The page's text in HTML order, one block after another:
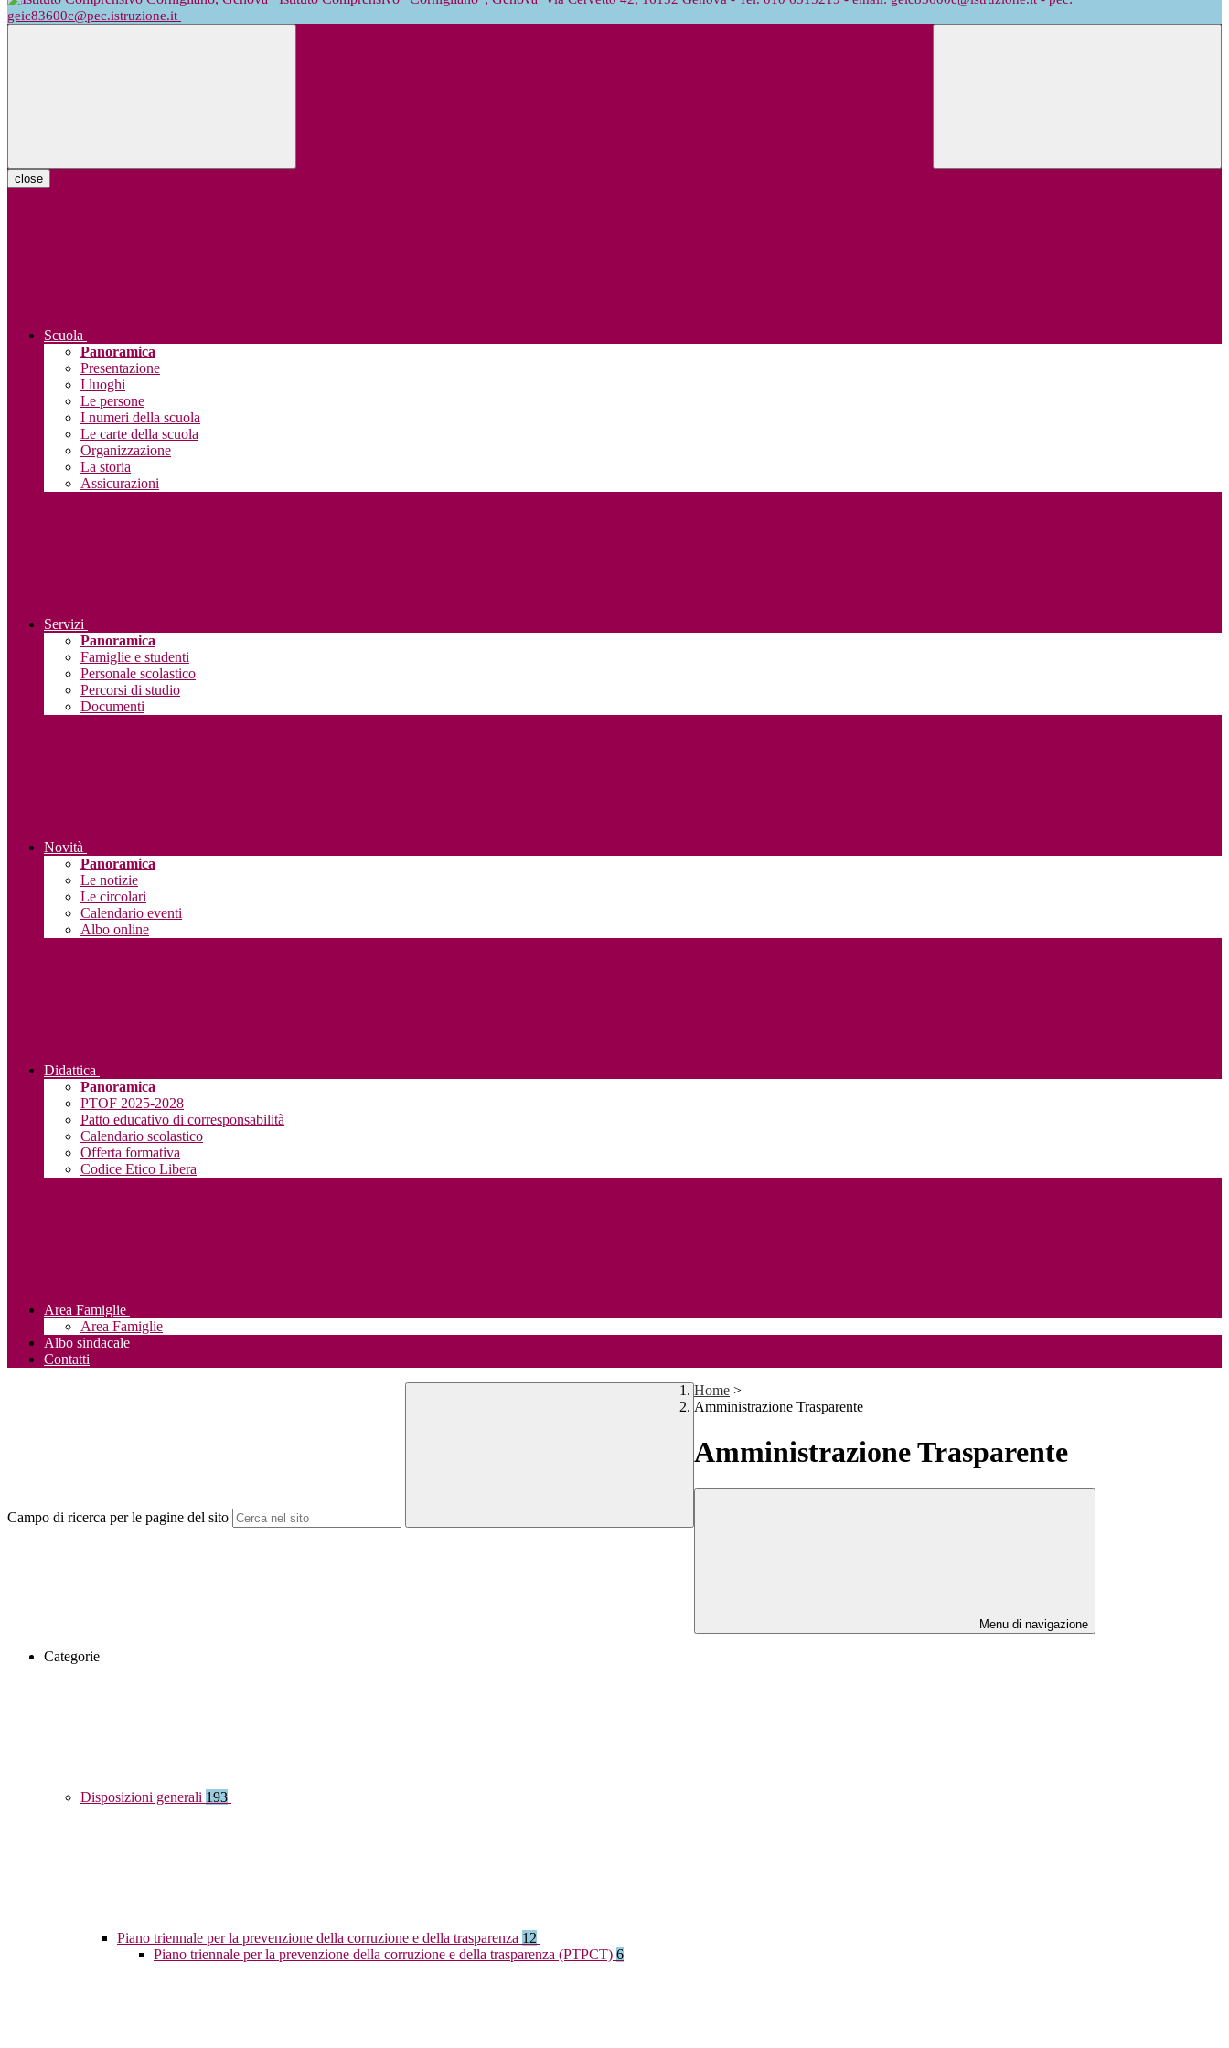
geic83600c@pec.istruzione.it
close
Scuola
Panoramica
Presentazione
I luoghi
Le persone
I numeri della scuola
Le carte della scuola
Organizzazione
La storia
Assicurazioni
Servizi
Panoramica
Famiglie e studenti
Personale scolastico
Percorsi di studio
Documenti
Novità
Panoramica
Le notizie
Le circolari
Calendario eventi
Albo online
Didattica
Panoramica
PTOF 2025-2028
Patto educativo di corresponsabilità
Calendario scolastico
Offerta formativa
Codice Etico Libera
Area Famiglie
Area Famiglie
Albo sindacale
Contatti
Campo di ricerca per le pagine del sito
Home >
Amministrazione Trasparente
Amministrazione Trasparente
Menu di navigazione
Categorie
Disposizioni generali 193
Piano triennale per la prevenzione della corruzione e della trasparenza 12
Piano triennale per la prevenzione della corruzione e della trasparenza (PTPCT) 6